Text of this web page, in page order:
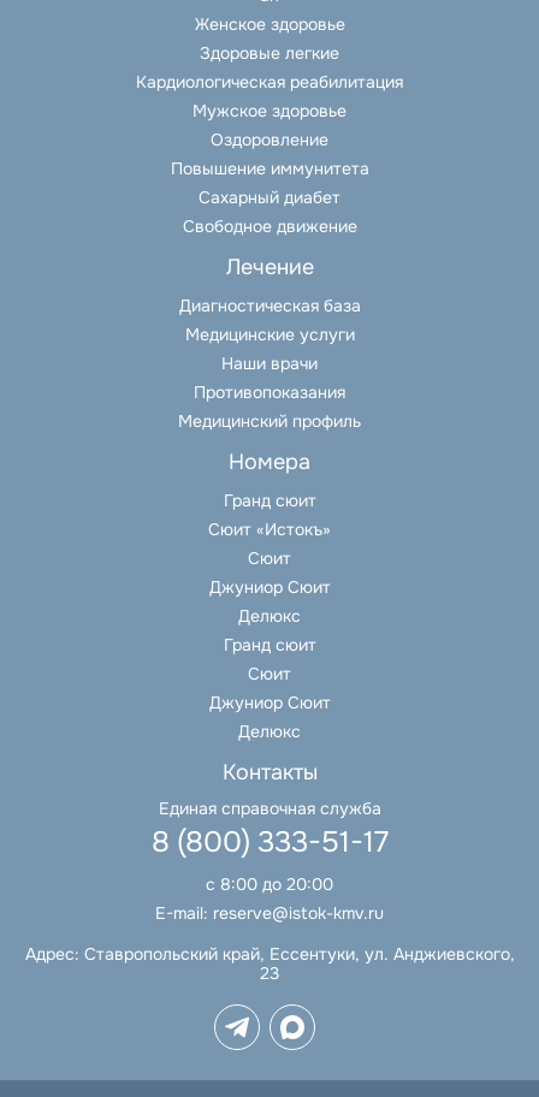
Женское здоровье
Здоровые легкие
Кардиологическая реабилитация
Мужское здоровье
Оздоровление
Повышение иммунитета
Сахарный диабет
Свободное движение
Лечение
Диагностическая база
Медицинские услуги
Наши врачи
Противопоказания
Медицинский профиль
Номера
Гранд сюит
Сюит «Истокъ»
Сюит
Джуниор Сюит
Делюкс
Гранд сюит
Сюит
Джуниор Сюит
Делюкс
Контакты
Единая справочная служба
8 (800) 333-51-17
с 8:00 до 20:00
E-mail: reserve@istok-kmv.ru
Адрес: Ставропольский край, Ессентуки, ул. Анджиевского,
23